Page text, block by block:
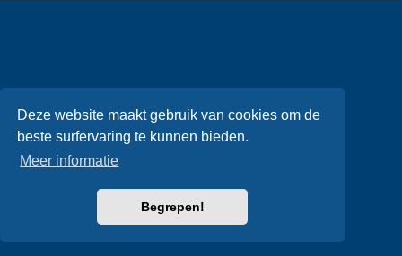
Deze website maakt gebruik van cookies om de
beste surfervaring te kunnen bieden.
Meer informatie
Begrepen!